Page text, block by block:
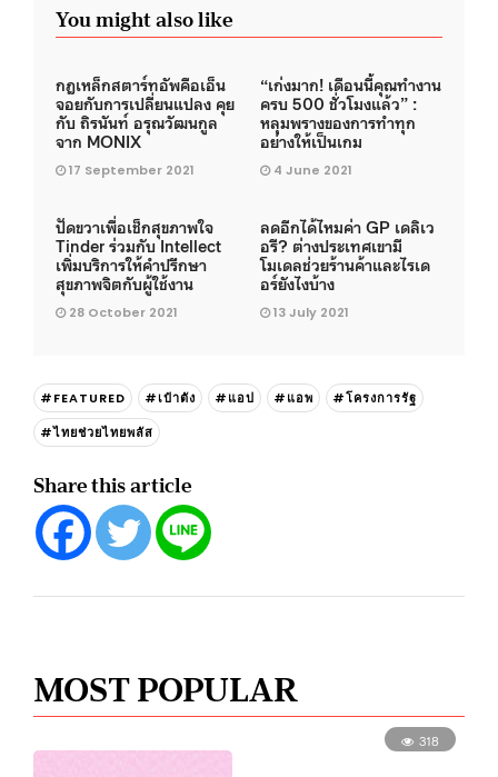
You might also like
กฎเหล็กสตาร์ทอัพคือเอ็น
จอยกับการเปลี่ยนแปลง คุย
กับ ถิรนันท์ อรุณวัฒนกูล
จาก MONIX
17 September 2021
“เก่งมาก! เดือนนี้คุณทำงาน
ครบ 500 ชั่วโมงแล้ว” :
หลุมพรางของการทำทุก
อย่างให้เป็นเกม
4 June 2021
ปัดขวาเพื่อเช็กสุขภาพใจ
Tinder ร่วมกับ Intellect
เพิ่มบริการให้คำปรึกษา
สุขภาพจิตกับผู้ใช้งาน
28 October 2021
ลดอีกได้ไหมค่า GP เดลิเว
อรี? ต่างประเทศเขามี
โมเดลช่วยร้านค้าและไรเด
อร์ยังไงบ้าง
13 July 2021
#FEATURED #เป๋าตัง #แอป #แอพ
#โครงการรัฐ
#ไทยช่วยไทยพลัส
Share this article
MOST POPULAR
318